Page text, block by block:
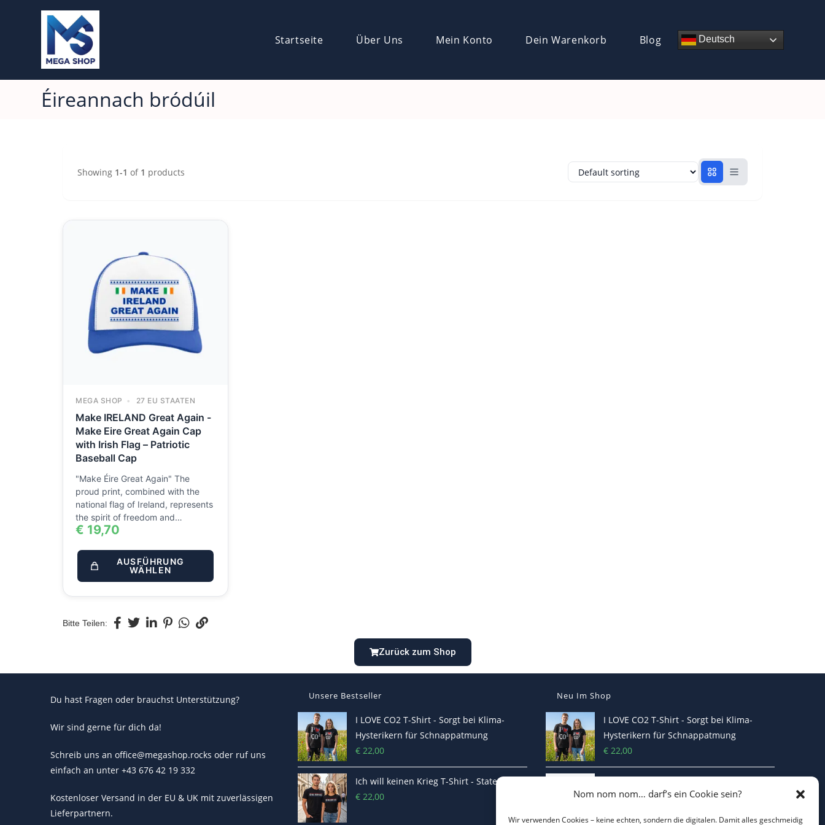
Nom nom nom… darf’s ein Cookie sein?
Wir verwenden Cookies – keine echten, sondern die digitalen. Damit alles geschmeidig
Deutsch
Startseite Über Uns Mein Konto Dein Warenkorb Blog
Éireannach bródúil
Showing 1-1 of 1 products
MEGA SHOP 27 EU STAATEN
Make IRELAND Great Again -
Make Eire Great Again Cap
with Irish Flag – Patriotic
Baseball Cap
"Make Éire Great Again" The
proud print, combined with the
national flag of Ireland, represents
the spirit of freedom and…
€ 19,70
AUSFÜHRUNG
WÄHLEN
Bitte Teilen:
Zurück zum Shop
Du hast Fragen oder brauchst Unterstützung?
Wir sind gerne für dich da!
Schreib uns an office@megashop.rocks oder ruf uns
einfach an unter +43 676 42 19 332
Kostenloser Versand in der EU & UK mit zuverlässigen
Lieferpartnern.
Unsere Bestseller
I LOVE CO2 T-Shirt - Sorgt bei Klima-
Hysterikern für Schnappatmung
€ 22,00
Ich will keinen Krieg T-Shirt - Statement
€ 22,00
Neu Im Shop
I LOVE CO2 T-Shirt - Sorgt bei Klima-
Hysterikern für Schnappatmung
€22,00
€19,70